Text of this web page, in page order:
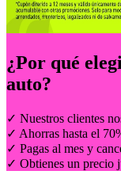
¿Por qué
auto?
✓ Nuestros clientes
✓ Ahorras hasta el
✓ Pagas al mes y
✓ Obtienes un precio